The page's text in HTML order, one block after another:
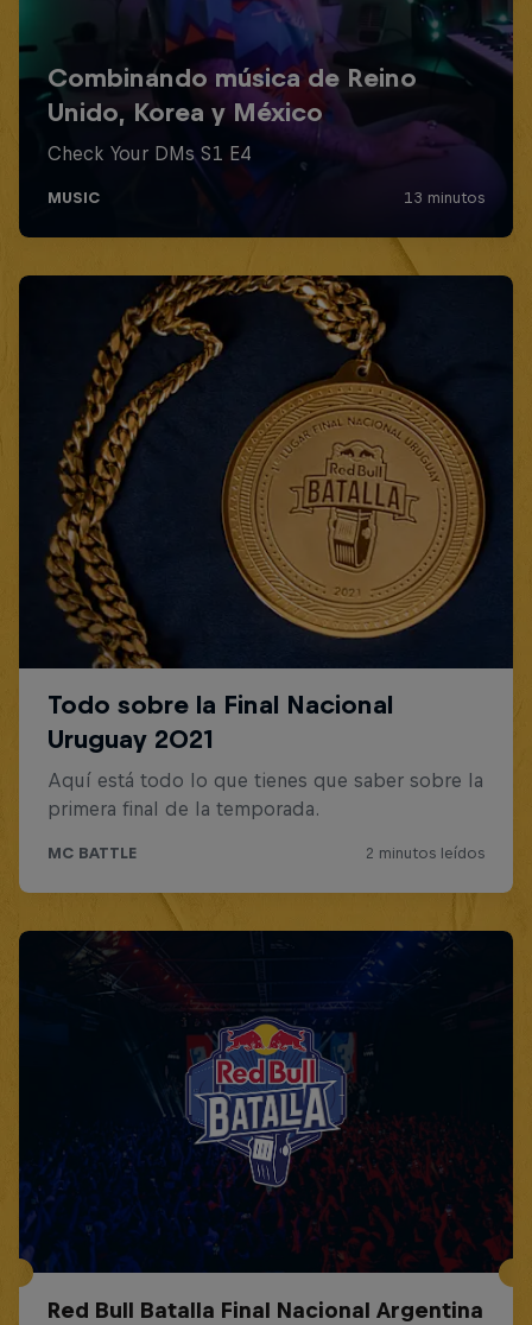
Red Bull Batalla Final Nacional Argentina